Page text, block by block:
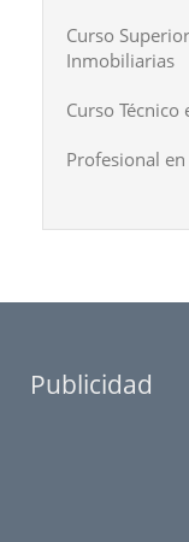
Curso
Inmobiliarias
Curso
Profesional
Publicidad